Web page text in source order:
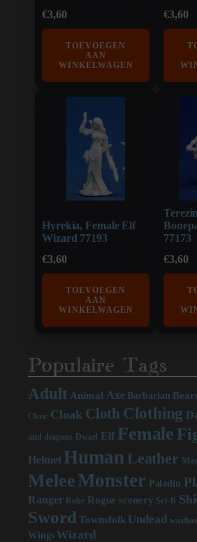
€3,60
TOEVOEGEN
AAN
WINKELWAGEN
€3,60
Hyrekia, Female Elf
Wizard 77193
€3,60
TOEVOEGEN
AAN
WINKELWAGEN
77173
€3,60
Populaire Tags
Adult Animal Axe Barbarian
Cleric Cloak Cloth Clothing
and dragons Dwarf Elf Female
Helmet Human Leather
MeleeMonster Paladin
Ranger Robe Rogue scenery Sci-fi
Sword Townsfolk Undead
Wings Wizard